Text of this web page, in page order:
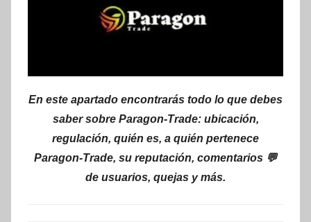
En este apartado encontrarás todo lo que debes
saber sobre Paragon-Trade: ubicación,
regulación, quién es, a quién pertenece
Paragon-Trade, su reputación, comentarios 💬
de usuarios, quejas y más.